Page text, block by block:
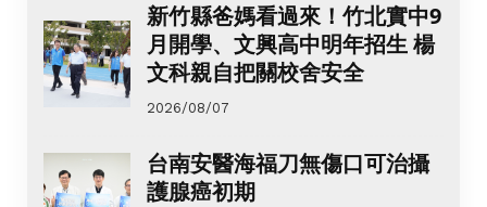
新竹縣爸媽看過來！竹北實中9
月開學、文興高中明年招生 楊
文科親自把關校舍安全
2026/08/07
台南安醫海福刀無傷口可治攝
護腺癌初期